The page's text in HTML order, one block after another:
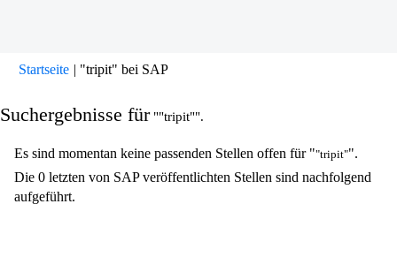
Startseite | "tripit" bei SAP(aktuelle
Suchergebnisse für""tripit"".
Es sind momentan keine passenden Stellen offen für ""tripit"".
Die 0 letzten von SAP veröffentlichten Stellen sind nachfolgend
aufgeführt.